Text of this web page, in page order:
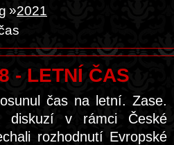
2021
- LETNÍ ČAS
čas na letní. Zase.
diskuzí v rámci České
rozhodnutí Evropské